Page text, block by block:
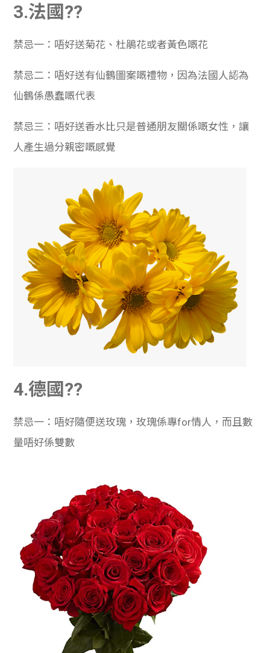
3.法國??
禁忌一：唔好送菊花、杜鵑花或者黃色嘅花
禁忌二：唔好送有仙鶴圖案嘅禮物，因為法國人認為
仙鶴係愚蠢嘅代表
禁忌三：唔好送香水比只是普通朋友關係嘅女性，讓
人產生過分親密嘅感覺
4.德國??
禁忌一：唔好隨便送玫瑰，玫瑰係專for情人，而且數
量唔好係雙數